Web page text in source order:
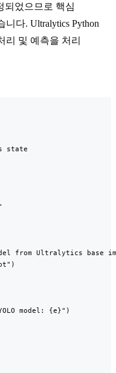
되었으므로 핵심
다. Ultralytics Python
리 및 예측을 처리
state
from Ultralytics base
model: {e}")